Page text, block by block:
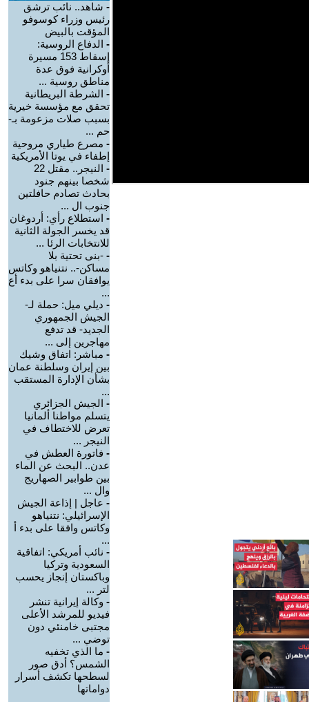
- شاهد.. نائب ترشق
رئيس وزراء كوسوفو
المؤقت بالبيض
- الدفاع الروسية:
إسقاط 153 مسيرة
أوكرانية فوق عدة
مناطق روسية ...
- الشرطة البريطانية
تحقق مع مؤسسة خيرية
بسبب صلات مزعومة بـ-
حم ...
- مصرع طياري مروحية
إطفاء في يوتا الأمريكية
-
النيجر.. مقتل 22
شخصا بينهم جنود
بحادث تصادم حافلتين
جنوب ال ...
- استطلاع رأي: أردوغان
قد يخسر الجولة الثانية
للانتخابات الرئا ...
- -بنى تحتية بلا
مساكن-.. نتنياهو وكاتس
يوافقان سرا على بدء أع
...
- ديلي ميل: حملة لـ-
الجيش الجمهوري
الجديد- قد تدفع
مهاجرين إلى ...
- مباشر: اتفاق وشيك
بين إيران وسلطنة عمان
بشأن الإدارة المستقب
...
- الجيش الجزائري
يتسلم مواطنا ألمانيا
تعرض للاختطاف في
النيجر ...
- فاتورة العطش في
عدن.. البحث عن الماء
بين طوابير الصهاريج
وال ...
- عاجل | إذاعة الجيش
الإسرائيلي: نتنياهو
وكاتس وافقا على بدء أ
...
- نائب أمريكي: اتفاقية
السعودية وتركيا
وباكستان إنجاز يحسب
لتر ...
- وكالة إيرانية تنشر
فيديو للمرشد الأعلى
مجتبى خامنئي دون
توضي ...
- ما الذي تخفيه
الشمس؟ أدق صور
لسطحها تكشف أسرار
دواماتها